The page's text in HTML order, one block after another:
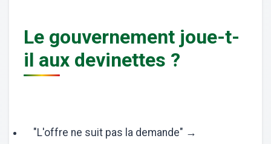
Le gouvernement joue-t-
il aux devinettes ?
"L'offre ne suit pas la demande" →